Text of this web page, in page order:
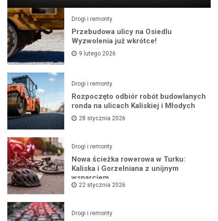
Drogi i remonty
Przebudowa ulicy na Osiedlu
Wyzwolenia już wkrótce!
9 lutego 2026
Drogi i remonty
Rozpoczęto odbiór robót budowlanych
ronda na ulicach Kaliskiej i Młodych
28 stycznia 2026
Drogi i remonty
Nowa ścieżka rowerowa w Turku:
Kaliska i Gorzelniana z unijnym
wsparciem
22 stycznia 2026
Drogi i remonty